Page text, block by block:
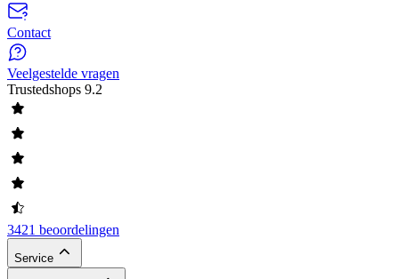
Contact
Veelgestelde vragen
Trustedshops 9.2
3421 beoordelingen
Service